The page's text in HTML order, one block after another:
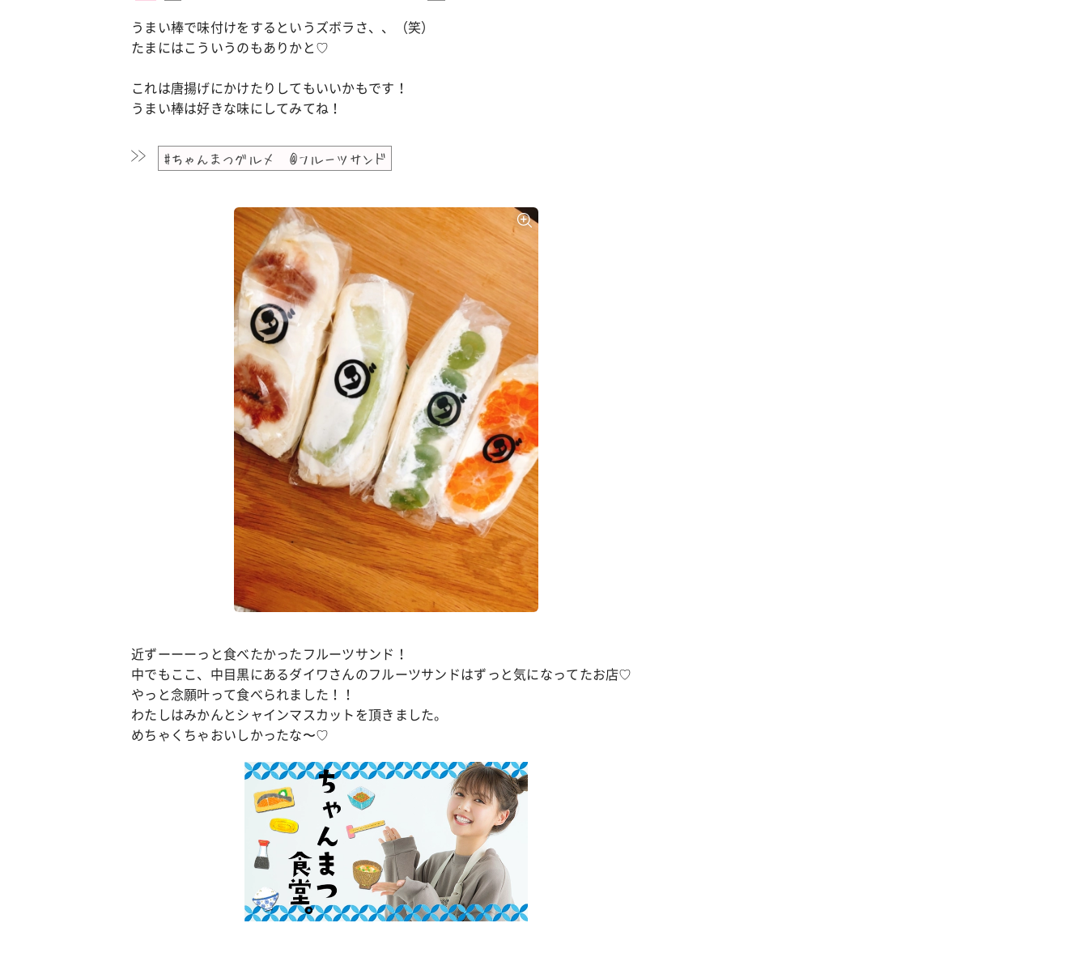
うまい棒で味付けをするというズボラさ、、（笑）
たまにはこういうのもありかと♡
これは唐揚げにかけたりしてもいいかもです！
うまい棒は好きな味にしてみてね！
#ちゃんまつグルメ @フルーツサンド
近ずーーーっと食べたかったフルーツサンド！
中でもここ、中目黒にあるダイワさんのフルーツサンドはずっと気になってたお店♡
やっと念願叶って食べられました！！
わたしはみかんとシャインマスカットを頂きました。
めちゃくちゃおいしかったな〜♡